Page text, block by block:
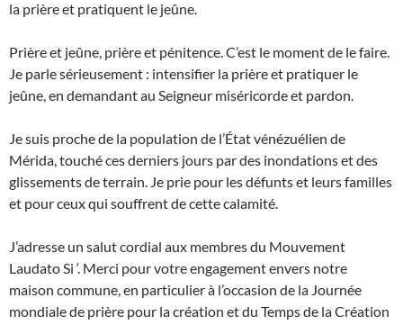
la prière et pratiquent le jeûne.
Prière et jeûne, prière et pénitence. C’est le moment de le faire.
Je parle sérieusement : intensifier la prière et pratiquer le
jeûne, en demandant au Seigneur miséricorde et pardon.
Je suis proche de la population de l’État vénézuélien de
Mérida, touché ces derniers jours par des inondations et des
glissements de terrain. Je prie pour les défunts et leurs familles
et pour ceux qui souffrent de cette calamité.
J’adresse un salut cordial aux membres du Mouvement
Laudato Si ‘. Merci pour votre engagement envers notre
maison commune, en particulier à l’occasion de la Journée
mondiale de prière pour la création et du Temps de la Création